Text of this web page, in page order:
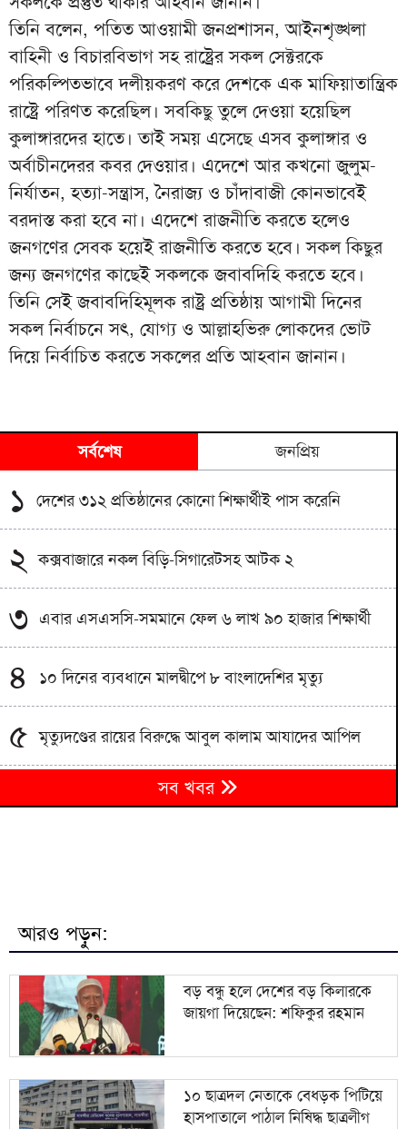
তিনি বলেন, পতিত আওয়ামী জনপ্রশাসন, আইনশৃঙ্খলা
বাহিনী ও বিচারবিভাগ সহ রাষ্ট্রের সকল সেক্টরকে
পরিকল্পিতভাবে দলীয়করণ করে দেশকে এক মাফিয়াতান্ত্রিক
রাষ্ট্রে পরিণত করেছিল। সবকিছু তুলে দেওয়া হয়েছিল
কুলাঙ্গারদের হাতে। তাই সময় এসেছে এসব কুলাঙ্গার ও
অর্বাচীনদেরর কবর দেওয়ার। এদেশে আর কখনো জুলুম-
নির্যাতন, হত্যা-সন্ত্রাস, নৈরাজ্য ও চাঁদাবাজী কোনভাবেই
বরদাস্ত করা হবে না। এদেশে রাজনীতি করতে হলেও
জনগণের সেবক হয়েই রাজনীতি করতে হবে। সকল কিছুর
জন্য জনগণের কাছেই সকলকে জবাবদিহি করতে হবে।
তিনি সেই জবাবদিহিমূলক রাষ্ট্র প্রতিষ্ঠায় আগামী দিনের
সকল নির্বাচনে সৎ, যোগ্য ও আল্লাহভিরু লোকদের ভোট
দিয়ে নির্বাচিত করতে সকলের প্রতি আহবান জানান।
সর্বশেষ জনপ্রিয়
১ দেশের ৩১২ প্রতিষ্ঠানের কোনো শিক্ষার্থীই পাস করেনি
২ কক্সবাজারে নকল বিড়ি-সিগারেটসহ আটক ২
৩ এবার এসএসসি-সমমানে ফেল ৬ লাখ ৯০ হাজার শিক্ষার্থী
৪ ১০ দিনের ব্যবধানে মালদ্বীপে ৮ বাংলাদেশির মৃত্যু
৫ মৃত্যুদণ্ডের রায়ের বিরুদ্ধে আবুল কালাম আযাদের আপিল
এসএসসি ও সমমান পরীক্ষার ফল প্রকাশ
আশঙ্কা
৯ এসএসসি ও সমমানের ফল প্রকাশ আজ, জানবেন যেভাবে
১০ সৌদিতে ১৭ বাংলাদেশির মৃত্যুতে প্রবাসীকল্যাণ মন্ত্রীর
শোক
সব খবর
আরও পড়ুন:
বড় বন্ধু হলে দেশের বড় কিলারকে
জায়গা দিয়েছেন: শফিকুর রহমান
১০ ছাত্রদল নেতাকে বেধড়ক পিটিয়ে
হাসপাতালে পাঠাল নিষিদ্ধ ছাত্রলীগ